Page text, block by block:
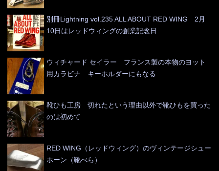
別冊Lightning vol.235 ALL ABOUT RED WING 2月
10日はレッドウィングの創業記念日
ウィチャード セイラー フランス製の本物のヨット
用カラビナ キーホルダーにもなる
靴ひも工房 切れたという理由以外で靴ひもを買った
のは初めて
RED WING（レッドウィング）のヴィンテージシュー
ホーン（靴べら）